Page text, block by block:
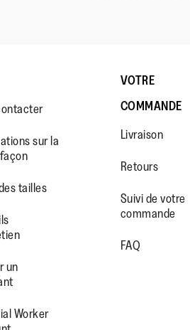
sur la
tailles
un
Worker
VOTRE
COMMANDE
Livraison
Retours
Suivi de votre
commande
FAQ